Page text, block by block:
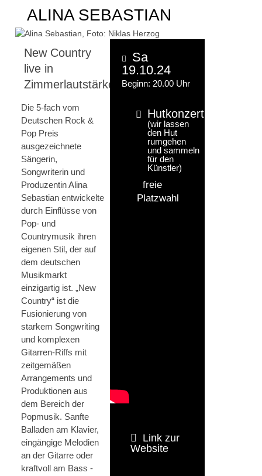
ALINA SEBASTIAN
New Country
live in
Zimmerlautstärke
Die 5-fach vom
Deutschen Rock &
Pop Preis
ausgezeichnete
Sängerin,
Songwriterin und
Produzentin Alina
Sebastian entwickelte
durch Einflüsse von
Pop- und
Countrymusik ihren
eigenen Stil, der auf
dem deutschen
Musikmarkt
einzigartig ist. „New
Country“ ist die
Fusionierung von
starkem Songwriting
und komplexen
Gitarren-Riffs mit
zeitgemäßen
Arrangements und
Produktionen aus
dem Bereich der
Popmusik. Sanfte
Balladen am Klavier,
eingängige Melodien
an der Gitarre oder
kraftvoll am Bass -
Sa
19.10.24
Beginn: 20.00 Uhr
Hutkonzert
(wir lassen
den Hut
rumgehen
und sammeln
für den
Künstler)
freie
Platzwahl
Link zur
Website